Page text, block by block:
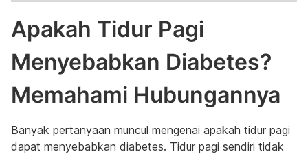
Apakah Tidur Pagi
Menyebabkan Diabetes?
Memahami Hubungannya
Banyak pertanyaan muncul mengenai apakah tidur pagi
dapat menyebabkan diabetes. Tidur pagi sendiri tidak